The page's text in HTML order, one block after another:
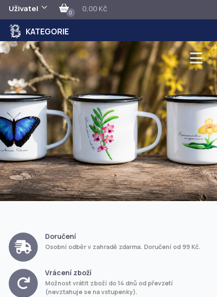
Uživatel 0 0,00 Kč
KATEGORIE
Doručení
Osobní odběr v zahradě zdarma. Doručení od 99 Kč.
Vrácení zboží
Možnost vrátit zboží do 14 dnů od převzetí
(nevztahuje se na vstupenky).